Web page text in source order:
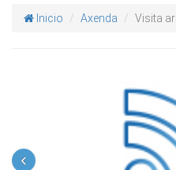
Inicio Axenda Visita
‹